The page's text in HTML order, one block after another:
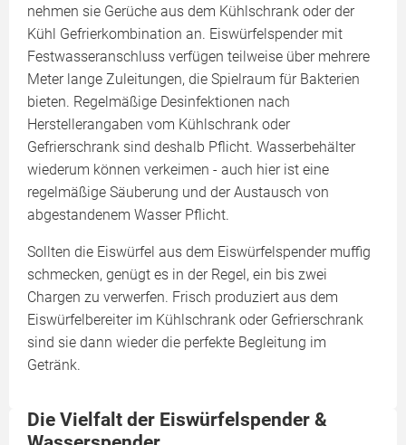
nehmen sie Gerüche aus dem Kühlschrank oder der
Kühl Gefrierkombination an. Eiswürfelspender mit
Festwasseranschluss verfügen teilweise über mehrere
Meter lange Zuleitungen, die Spielraum für Bakterien
bieten. Regelmäßige Desinfektionen nach
Herstellerangaben vom Kühlschrank oder
Gefrierschrank sind deshalb Pflicht. Wasserbehälter
wiederum können verkeimen - auch hier ist eine
regelmäßige Säuberung und der Austausch von
abgestandenem Wasser Pflicht.
Sollten die Eiswürfel aus dem Eiswürfelspender muffig
schmecken, genügt es in der Regel, ein bis zwei
Chargen zu verwerfen. Frisch produziert aus dem
Eiswürfelbereiter im Kühlschrank oder Gefrierschrank
sind sie dann wieder die perfekte Begleitung im
Getränk.
Die Vielfalt der Eiswürfelspender &